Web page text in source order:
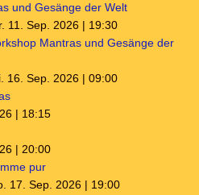
und Gesänge der Welt
11. Sep. 2026 | 19:30
Mantras und Gesänge der
16. Sep. 2026 | 09:00
| 18:15
| 20:00
pur
17. Sep. 2026 | 19:00